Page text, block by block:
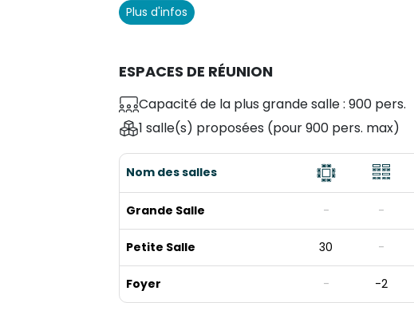
Plus d'infos
ESPACES DE RÉUNION
Capacité de la plus grande salle : 900 pers.
1 salle(s) proposées (pour 900 pers. max)
Nom des salles
Grande Salle - -
Petite Salle 30 -
Foyer - -2